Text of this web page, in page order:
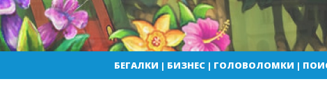
БЕГАЛКИ | БИЗНЕС| ГОЛОВОЛОМКИ |